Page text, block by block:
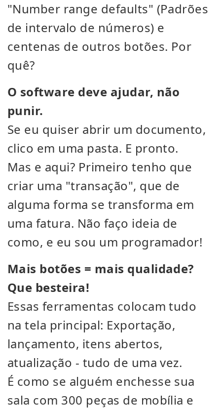
"Number range defaults" (Padrões
de intervalo de números) e
centenas de outros botões. Por
quê?
O software deve ajudar, não
punir.
Se eu quiser abrir um documento,
clico em uma pasta. E pronto.
Mas e aqui? Primeiro tenho que
criar uma "transação", que de
alguma forma se transforma em
uma fatura. Não faço ideia de
como, e eu sou um programador!
Mais botões = mais qualidade?
Que besteira!
Essas ferramentas colocam tudo
na tela principal: Exportação,
lançamento, itens abertos,
atualização - tudo de uma vez.
É como se alguém enchesse sua
sala com 300 peças de mobília e